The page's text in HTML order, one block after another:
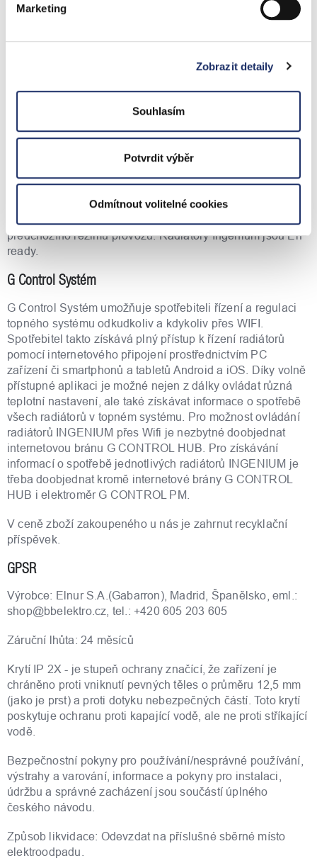
Marketing
Zobrazit detaily
Souhlasím
Potvrdit výběr
Odmítnout volitelné cookies
důležitá! Představte si, že na chatě si nastavíte topná
zbytečně na 22 ° C, a to jen kvůli tomu, že vypadl na
výrobních nastavení. Toto se při radiátorech Gabarrón
Ingenium nemůže stát. Jsou totiž
udržovat nastavené hodnoty v paměti až rok. V radiátorech
Ingenium nechybí ani detektor otevřených oken. Pokud je
případě náhlého poklesu teploty v místnosti automaticky
vypne. Pokud radiátor zjistí pokles teploty o 2,4 ° C během
4 minut, vypne se. Po 30 minutách se radiátor vrátí do
předchozího režimu provozu. Radiátory Ingenium jsou ErP
ready.
G Control Systém
G Control Systém umožňuje spotřebiteli řízení a regulaci
topného systému odkudkoliv a kdykoliv přes WIFI.
Spotřebitel takto získává plný přístup k řízení radiátorů
pomocí internetového připojení prostřednictvím PC
zařízení či smartphonů a tabletů Android a iOS. Díky volně
přístupné aplikaci je možné nejen z dálky ovládat různá
teplotní nastavení, ale také získávat informace o spotřebě
všech radiátorů v topném systému. Pro možnost ovládání
radiátorů INGENIUM přes Wifi je nezbytné doobjednat
internetovou bránu G CONTROL HUB. Pro získávání
informací o spotřebě jednotlivých radiátorů INGENIUM je
třeba doobjednat kromě internetové brány G CONTROL
HUB i elektroměr G CONTROL PM.
V ceně zboží zakoupeného u nás je zahrnut recyklační
příspěvek.
GPSR
Výrobce: Elnur S.A.(Gabarron), Madrid, Španělsko, eml.:
shop@bbelektro.cz, tel.: +420 605 203 605
Záruční lhůta: 24 měsíců
Krytí IP 2X - je stupeň ochrany značící, že zařízení je
chráněno proti vniknutí pevných těles o průměru 12,5 mm
(jako je prst) a proti dotyku nebezpečných částí. Toto krytí
poskytuje ochranu proti kapající vodě, ale ne proti stříkající
vodě.
Bezpečnostní pokyny pro používání/nesprávné používání,
výstrahy a varování, informace a pokyny pro instalaci,
údržbu a správné zacházení jsou součástí úplného
českého návodu.
Způsob likvidace: Odevzdat na příslušné sběrné místo
elektroodpadu.